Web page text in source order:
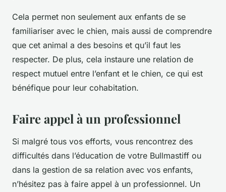
Cela permet non seulement aux enfants de se
familiariser avec le chien, mais aussi de comprendre
que cet animal a des besoins et qu’il faut les
respecter. De plus, cela instaure une relation de
respect mutuel entre l’enfant et le chien, ce qui est
bénéfique pour leur cohabitation.
Faire appel à un professionnel
Si malgré tous vos efforts, vous rencontrez des
difficultés dans l’éducation de votre Bullmastiff ou
dans la gestion de sa relation avec vos enfants,
n’hésitez pas à faire appel à un professionnel. Un